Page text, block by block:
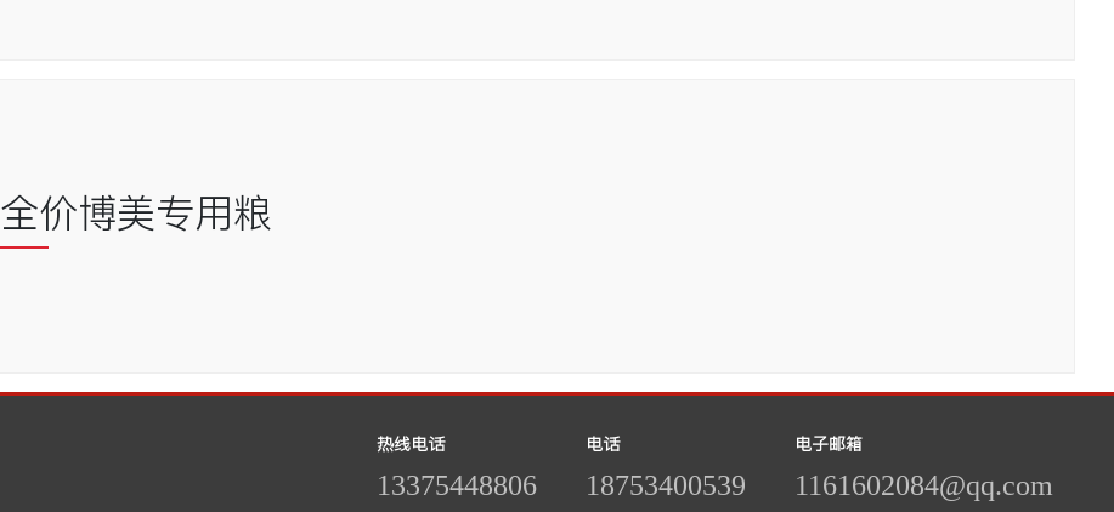
全价博美专用粮
热线电话
13375448806
电话
18753400539
电子邮箱
1161602084@qq.com